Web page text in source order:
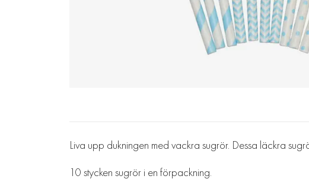
Liva upp dukningen med vackra sugrör. Dessa läckra
10 stycken sugrör i en förpackning.